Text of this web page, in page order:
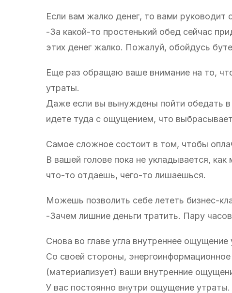
Если вам жалко денег, то вами руководит
-За какой-то простенький обед сейчас
этих денег жалко. Пожалуй, обойдусь
Еще раз обращаю ваше внимание на то,
утраты.
Даже если вы вынуждены пойти обедать в
идете туда с ощущением, что
Самое сложное состоит в том, чтобы
В вашей голове пока не укладывается,
что-то отдаешь, чего-то лишаешься.
Можешь позволить себе лететь бизнес-
-Зачем лишние деньги тратить. Пару
Снова во главе угла внутреннее
Со своей стороны,
(материализует) ваши внутренние
У вас постоянно внутри ощущение утраты.